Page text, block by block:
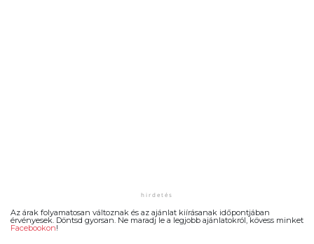
Az árak folyamatosan változnak és az ajánlat kiírásanak időpontjában
érvényesek. Döntsd gyorsan. Ne maradj le a legjobb ajánlatokról, kövess minket
Facebookon!